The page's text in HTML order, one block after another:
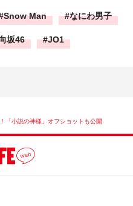
Snow Man なにわ男子
坂46 JO1
「小説の神様」オフショットも公開